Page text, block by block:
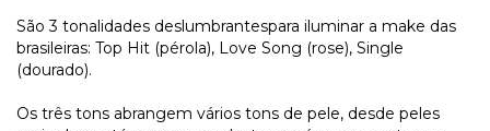
São 3 tonalidades deslumbrantespara iluminar a make das
brasileiras: Top Hit (pérola), Love Song (rose), Single
(dourado).
Os três tons abrangem vários tons de pele, desde peles